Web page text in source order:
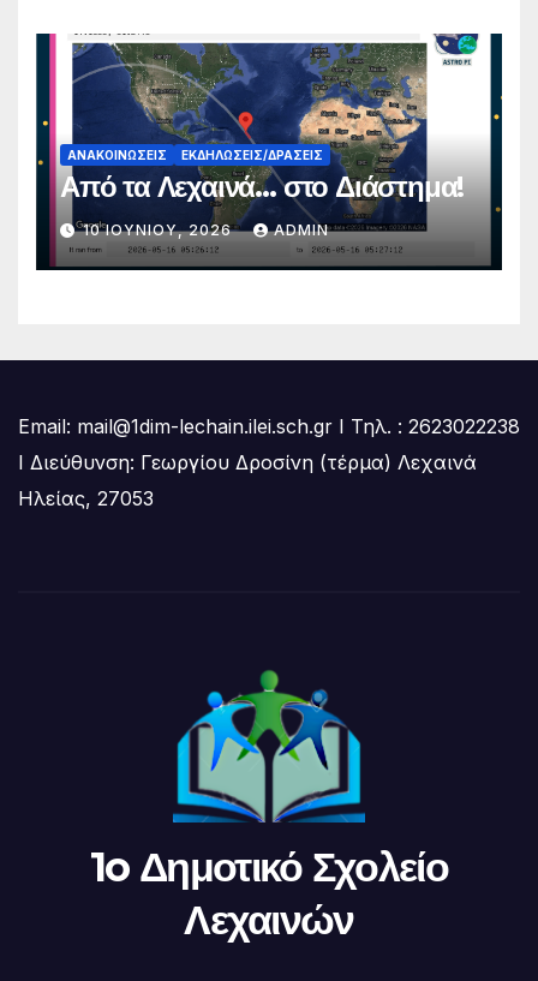
ΑΝΑΚΟΙΝΏΣΕΙΣ ΕΚΔΗΛΏΣΕΙΣ/ΔΡΆΣΕΙΣ
Από τα Λεχαινά… στο Διάστημα!
10 ΙΟΥΝΊΟΥ, 2026 ADMIN
Email: mail@1dim-lechain.ilei.sch.gr Ι Τηλ. : 2623022238
Ι Διεύθυνση: Γεωργίου Δροσίνη (τέρμα) Λεχαινά
Ηλείας, 27053
1o Δημοτικό Σχολείο
Λεχαινών